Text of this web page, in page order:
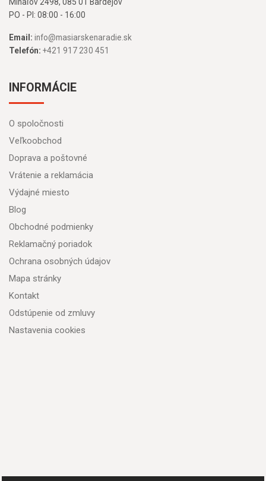
Mihaľov 2498, 085 01 Bardejov
PO - PI: 08:00 - 16:00
Email: info@masiarskenaradie.sk
Telefón: +421 917 230 451
INFORMÁCIE
O spoločnosti
Veľkoobchod
Doprava a poštovné
Vrátenie a reklamácia
Výdajné miesto
Blog
Obchodné podmienky
Reklamačný poriadok
Ochrana osobných údajov
Mapa stránky
Kontakt
Odstúpenie od zmluvy
Nastavenia cookies